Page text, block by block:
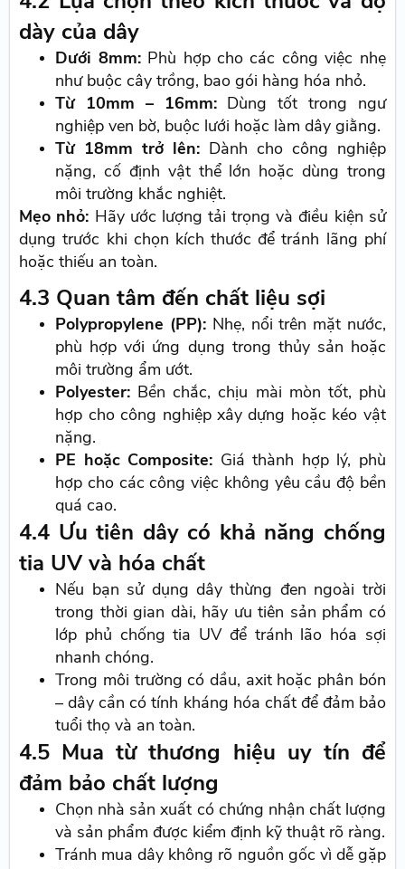
dày của dây
Dưới 8mm:Phù hợp cho các công việc nhẹ
như buộc cây trồng, bao gói hàng hóa nhỏ.
Từ 10mm – 16mm:Dùng tốt trong ngư
nghiệp ven bờ, buộc lưới hoặc làm dây giằng.
Từ 18mm trở lên: Dành cho công nghiệp
nặng, cố định vật thể lớn hoặc dùng trong
môi trường khắc nghiệt.
Mẹo nhỏ: Hãy ước lượng tải trọng và điều kiện sử
dụng trước khi chọn kích thước để tránh lãng phí
hoặc thiếu an toàn.
4.3 Quan tâm đến chất liệu sợi
Polypropylene (PP):Nhẹ, nổi trên mặt nước,
phù hợp với ứng dụng trong thủy sản hoặc
môi trường ẩm ướt.
Polyester: Bền chắc, chịu mài mòn tốt, phù
hợp cho công nghiệp xây dựng hoặc kéo vật
nặng.
PE hoặc Composite: Giá thành hợp lý, phù
hợp cho các công việc không yêu cầu độ bền
quá cao.
4.4 Ưu tiên dây có khả năng chống
tia UV và hóa chất
Nếu bạn sử dụng dây thừng đen ngoài trời
trong thời gian dài, hãy ưu tiên sản phẩm có
lớp phủ chống tia UV để tránh lão hóa sợi
nhanh chóng.
Trong môi trường có dầu, axit hoặc phân bón
– dây cần có tính kháng hóa chất để đảm bảo
tuổi thọ và an toàn.
4.5 Mua từ thương hiệu uy tín để
đảm bảo chất lượng
Chọn nhà sản xuất có chứng nhận chất lượng
và sản phẩm được kiểm định kỹ thuật rõ ràng.
Tránh mua dây không rõ nguồn gốc vì dễ gặp